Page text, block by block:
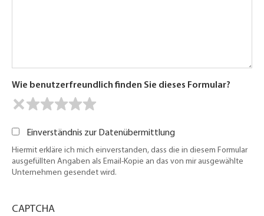
Wie benutzerfreundlich finden Sie dieses Formular?
Einverständnis zur Datenübermittlung
Hiermit erkläre ich mich einverstanden, dass die in diesem Formular
ausgefüllten Angaben als Email-Kopie an das von mir ausgewählte
Unternehmen gesendet wird.
CAPTCHA